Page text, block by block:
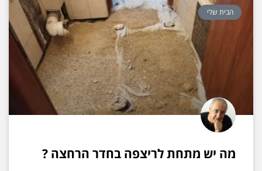
הבית שלי
מה יש מתחת לריצפה בחדר הרחצה ?